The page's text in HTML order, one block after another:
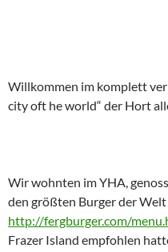
Willkommen im komplett
city oft he world“ der Hort
Wir wohnten im YHA,
den größten Burger der
http://fergburger.com/
Frazer Island empfohlen